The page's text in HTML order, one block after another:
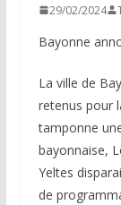
29/02/2024
Bayonne
La ville de
retenus pour
tamponne
bayonnaise,
Yeltes
de